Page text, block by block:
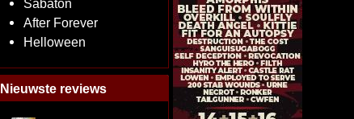
Sabaton
After Forever
Helloween
Nieuwste reviews